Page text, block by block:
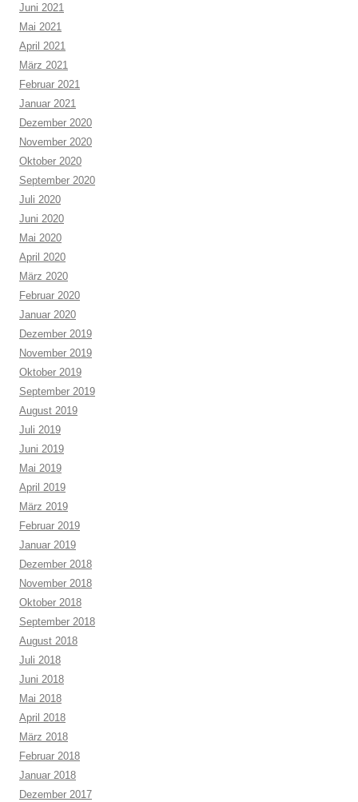
Juni 2021
Mai 2021
April 2021
März 2021
Februar 2021
Januar 2021
Dezember 2020
November 2020
Oktober 2020
September 2020
Juli 2020
Juni 2020
Mai 2020
April 2020
März 2020
Februar 2020
Januar 2020
Dezember 2019
November 2019
Oktober 2019
September 2019
August 2019
Juli 2019
Juni 2019
Mai 2019
April 2019
März 2019
Februar 2019
Januar 2019
Dezember 2018
November 2018
Oktober 2018
September 2018
August 2018
Juli 2018
Juni 2018
Mai 2018
April 2018
März 2018
Februar 2018
Januar 2018
Dezember 2017